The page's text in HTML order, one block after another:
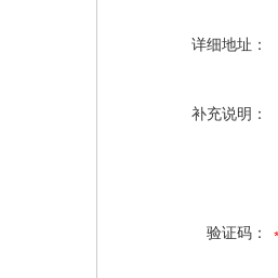
详细地址：
补充说明：
验证码：